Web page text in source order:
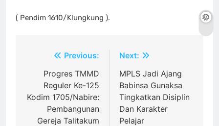
( Pendim 1610/Klungkung ).
Navigasi
pos
Previous:
Progres TMMD
Reguler Ke-125
Kodim 1705/Nabire:
Pembangunan
Gereja Talitakum
Next:
MPLS Jadi Ajang
Babinsa Gunaksa
Tingkatkan Disiplin
Dan Karakter
Pelajar